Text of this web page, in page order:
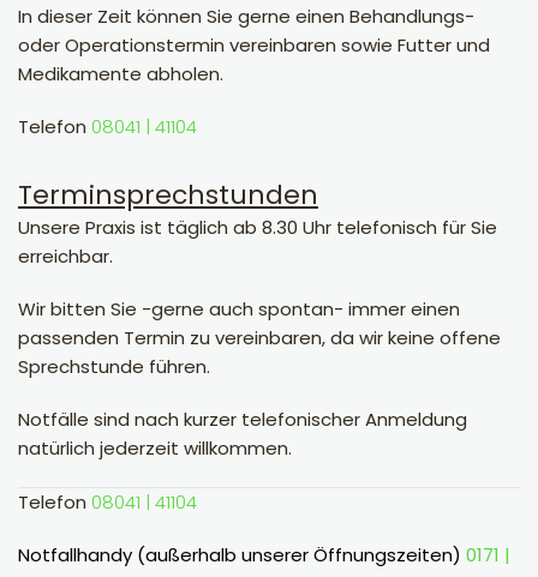
In dieser Zeit können Sie gerne einen Behandlungs-
oder Operationstermin vereinbaren sowie Futter und
Medikamente abholen.
Telefon 08041 | 41104
Terminsprechstunden
Unsere Praxis ist täglich ab 8.30 Uhr telefonisch für Sie
erreichbar.
Wir bitten Sie -gerne auch spontan- immer einen
passenden Termin zu vereinbaren, da wir keine offene
Sprechstunde führen.
Notfälle sind nach kurzer telefonischer Anmeldung
natürlich jederzeit willkommen.
Telefon 08041 | 41104
Notfallhandy (außerhalb unserer Öffnungszeiten) 0171 |